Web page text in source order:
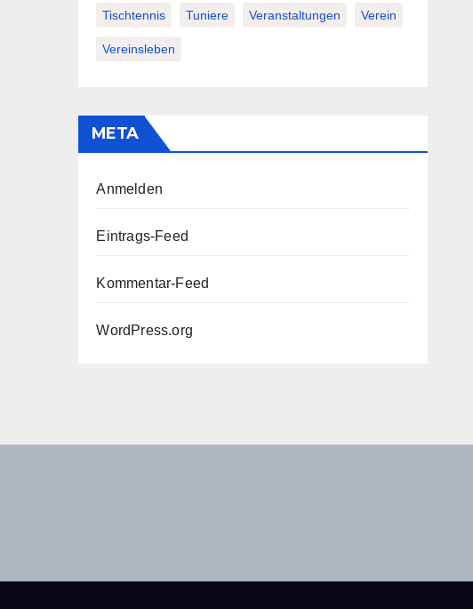
Tischtennis Tuniere Veranstaltungen Verein
Vereinsleben
META
Anmelden
Eintrags-Feed
Kommentar-Feed
WordPress.org